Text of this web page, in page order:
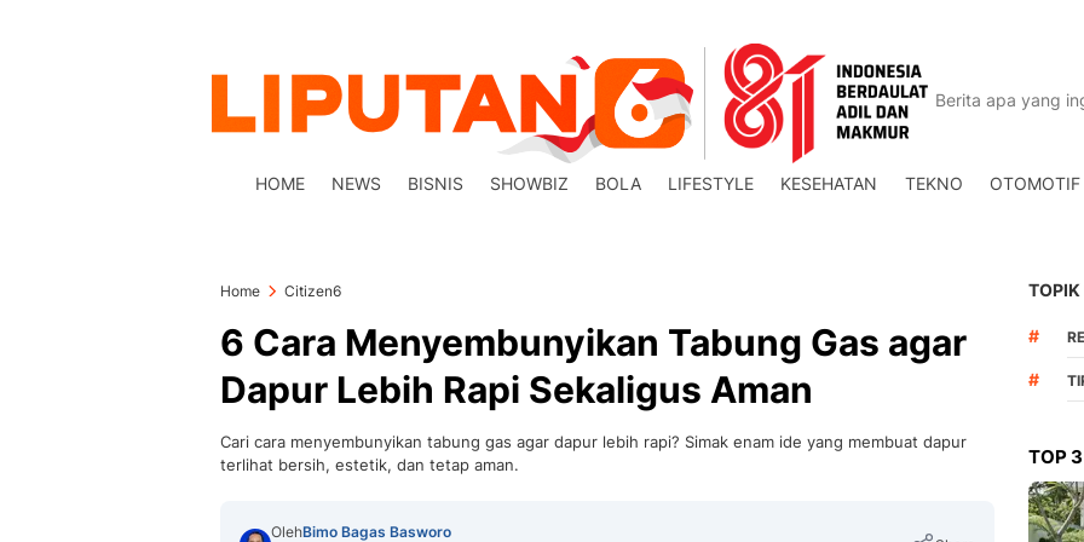
HOME NEWS BISNIS SHOWBIZ BOLA LIFESTYLE KESEHATAN TEKNO OTOMOTIF
Home Citizen6
6 Cara Menyembunyikan Tabung Gas agar
Dapur Lebih Rapi Sekaligus Aman
Cari cara menyembunyikan tabung gas agar dapur lebih rapi? Simak enam ide yang membuat dapur
terlihat bersih, estetik, dan tetap aman.
OlehBimo Bagas Basworo
TOPIK
#
#
TOP